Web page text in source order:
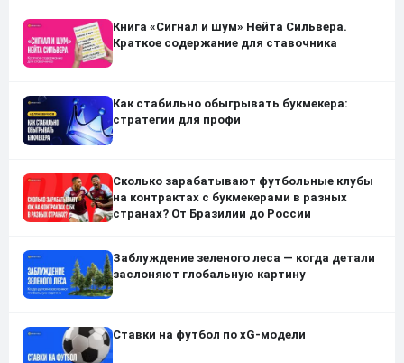
Книга «Сигнал и шум» Нейта Сильвера.
Краткое содержание для ставочника
Как стабильно обыгрывать букмекера:
стратегии для профи
Сколько зарабатывают футбольные клубы
на контрактах с букмекерами в разных
странах? От Бразилии до России
Заблуждение зеленого леса — когда детали
заслоняют глобальную картину
Ставки на футбол по xG-модели